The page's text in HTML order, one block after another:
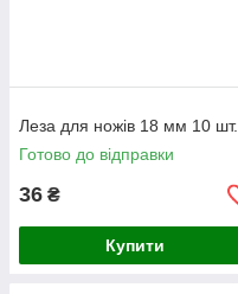
Леза для ножів 18 мм 10 шт.
Готово до відправки
36 ₴
Купити